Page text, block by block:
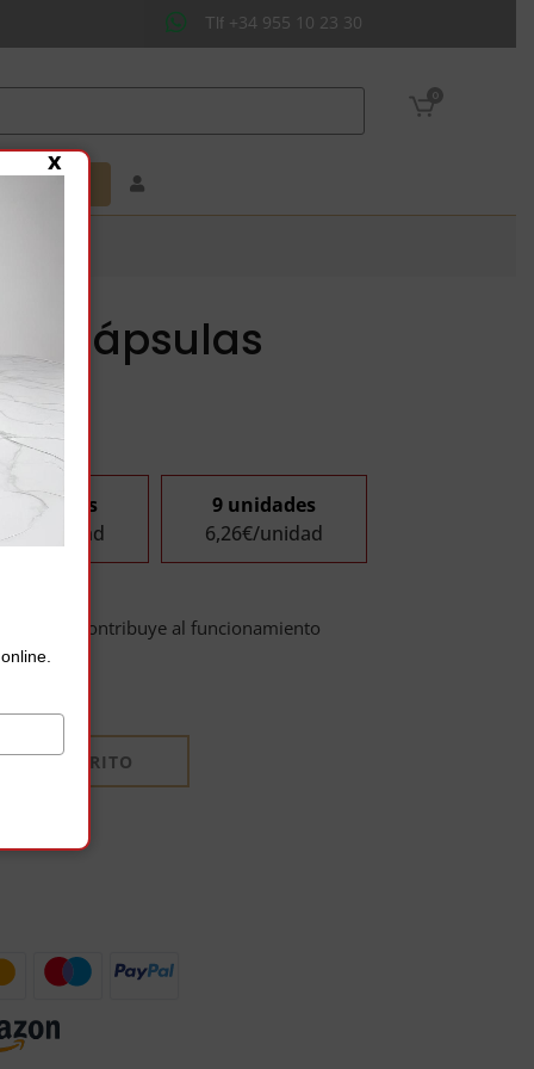
Tlf +34 955 10 23 30
0
Cápsulas
unidades
unidad
9 unidades
6,26€/unidad
ontribuye al funcionamiento
AL CARRITO
x